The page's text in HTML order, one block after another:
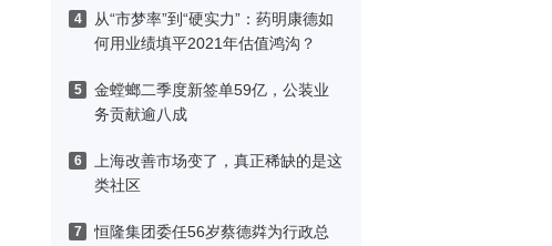
4
从“市梦率”到“硬实力”：药明康德如
何用业绩填平2021年估值鸿沟？
5
金螳螂二季度新签单59亿，公装业
务贡献逾八成
6
上海改善市场变了，真正稀缺的是这
类社区
7
恒隆集团委任56岁蔡德粦为行政总